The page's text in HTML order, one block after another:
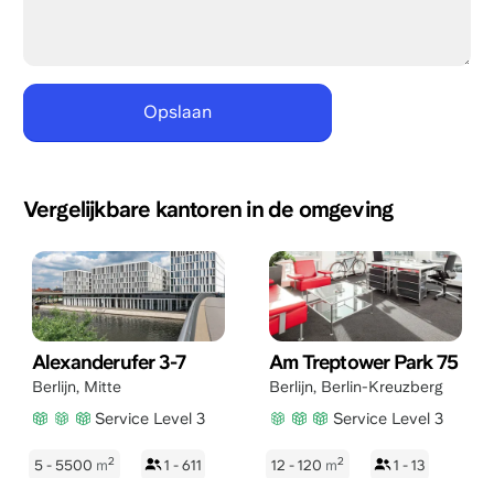
Vergelijkbare kantoren in de omgeving
Alexanderufer 3-7
Berlijn, Mitte
Service Level 3
5 - 5500 m2 1 - 611
Am Treptower Park 75
Berlijn, Berlin-Kreuzberg
Service Level 3
12 - 120 m2 1 - 13